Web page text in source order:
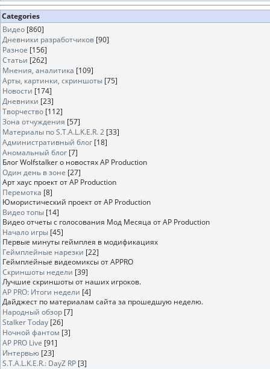
Categories
Видео [860]
Дневники разработчиков [90]
Разное [156]
Статьи [262]
Мнения, аналитика [109]
Арты, картинки, скриншоты [75]
Новости [174]
Дневники [23]
Творчество [112]
Зона отчуждения [57]
Материалы по S.T.A.L.K.E.R. 2 [33]
Административный блог [18]
Аномальный блог [7]
Блог Wolfstalker о новостях AP Production
Один день в зоне [27]
Арт хаус проект от AP Production
Перемотка [8]
Юмористический проект от AP Production
Видео топы [14]
Видео отчеты с голосования Мод Месяца от AP Production
Начало игры [45]
Первые минуты геймплея в модификациях
Геймплейные нарезки [22]
Геймплейные видеомиксы от APPRO
Скриншоты недели [39]
Лучшие скриншоты от наших игроков.
AP PRO: Итоги недели [4]
Дайджест по материалам сайта за прошедшую неделю.
Народный обзор [7]
Stalker Today [26]
Ночной фантом [3]
AP PRO Live [91]
Интервью [23]
S.T.A.L.K.E.R.: DayZ RP [3]